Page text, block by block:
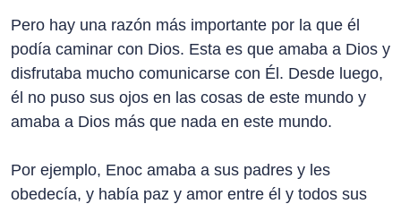
Pero hay una razón más importante por la que él
podía caminar con Dios. Esta es que amaba a Dios y
disfrutaba mucho comunicarse con Él. Desde luego,
él no puso sus ojos en las cosas de este mundo y
amaba a Dios más que nada en este mundo.
Por ejemplo, Enoc amaba a sus padres y les
obedecía, y había paz y amor entre él y todos sus